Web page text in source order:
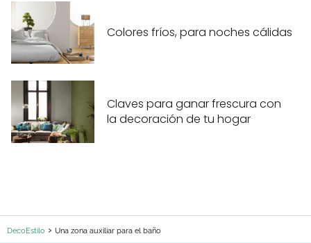
Colores fríos, para noches cálidas
Claves para ganar frescura con
la decoración de tu hogar
DecoEstilo Una zona auxiliar para el baño